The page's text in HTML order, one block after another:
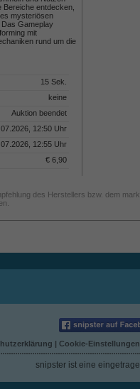
entdecken,
mysteriösen
Gameplay
mit
rund um die
15 Sek.
keine
Auktion beendet
12:50 Uhr
12:55 Uhr
€ 6,90
des Herstellers bzw. dem
| Cookie-Einstellungen
snipster ist eine